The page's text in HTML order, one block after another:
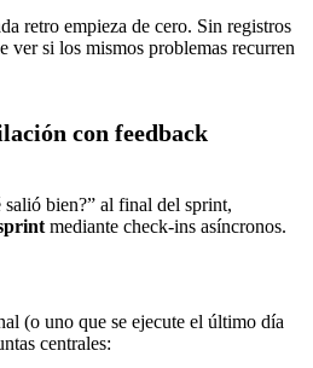
retro empieza de cero. Sin registros
ver si los mismos problemas recurren
con feedback
bien?” al final del sprint,
mediante check-ins asíncronos.
(o uno que se ejecute el último día
centrales: